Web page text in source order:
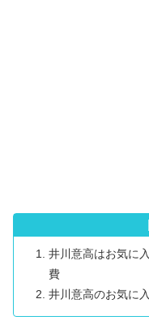
井川意高はお気に
費
井川意高のお気に